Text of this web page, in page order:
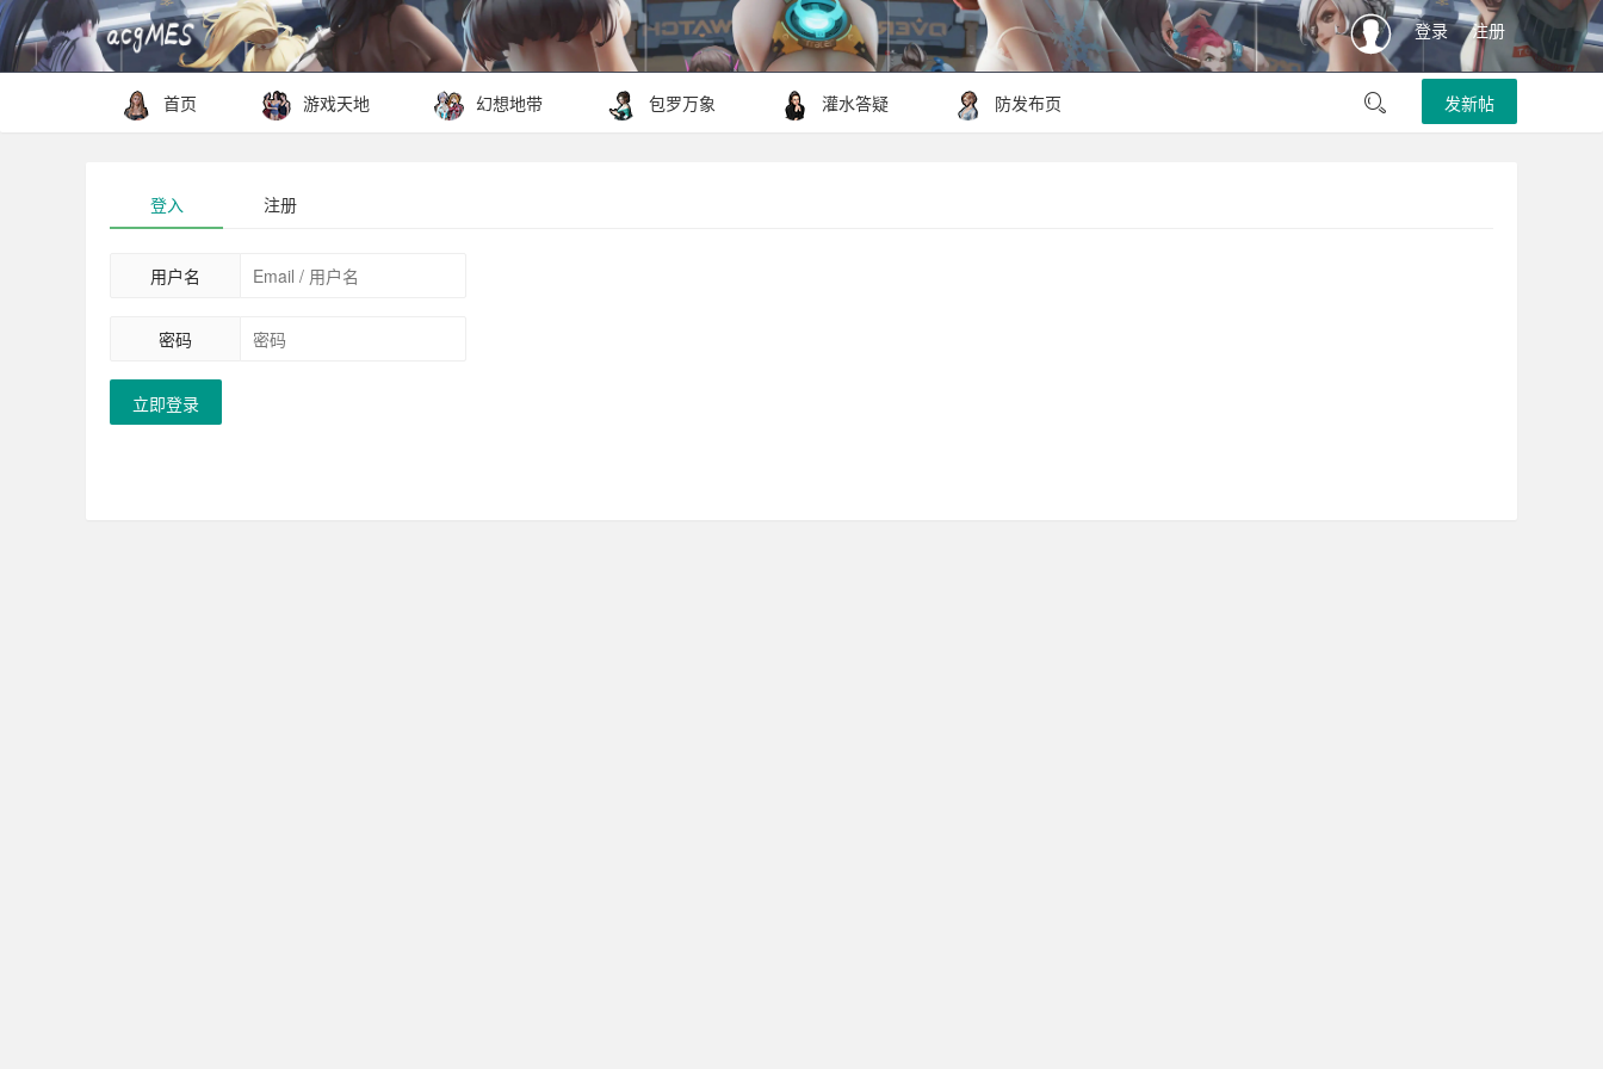
登录 注册
首页 游戏天地 幻想地带 包罗万象 灌水答疑 防发布页 发新帖
登入 注册
用户名
密码
立即登录